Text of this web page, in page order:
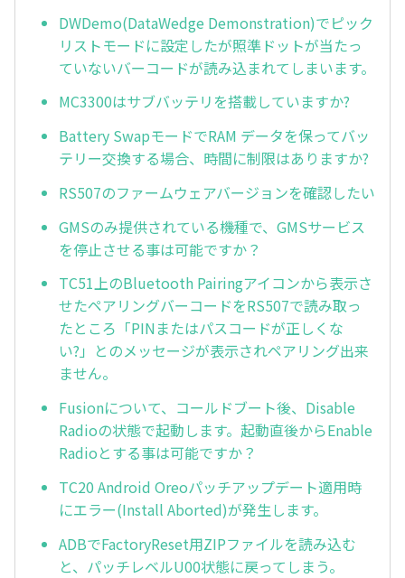
DWDemo(DataWedge Demonstration)でピック
リストモードに設定したが照準ドットが当たっ
ていないバーコードが読み込まれてしまいます。
MC3300はサブバッテリを搭載していますか?
Battery SwapモードでRAM データを保ってバッ
テリー交換する場合、時間に制限はありますか?
RS507のファームウェアバージョンを確認したい
GMSのみ提供されている機種で、GMSサービス
を停止させる事は可能ですか？
TC51上のBluetooth Pairingアイコンから表示さ
せたペアリングバーコードをRS507で読み取っ
たところ「PINまたはパスコードが正しくな
い?」とのメッセージが表示されペアリング出来
ません。
Fusionについて、コールドブート後、Disable
Radioの状態で起動します。起動直後からEnable
Radioとする事は可能ですか？
TC20 Android Oreoパッチアップデート適用時
にエラー(Install Aborted)が発生します。
ADBでFactoryReset用ZIPファイルを読み込む
と、パッチレベルU00状態に戻ってしまう。